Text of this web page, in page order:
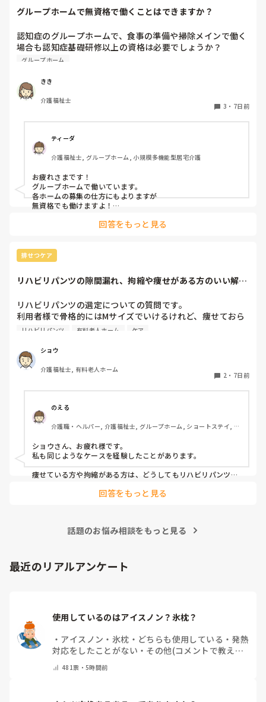
グループホームで無資格で働くことはできますか？
認知症のグループホームで、食事の準備や掃除メインで働く
場合も認知症基礎研修以上の資格は必要でしょうか？
無資格でも大丈夫でしょうか？
グループホーム
きき
介護福祉士
3 ・ 7日前
ティーダ
介護福祉士, グループホーム, 小規模多機能型居宅介護
お疲れさまです！
グループホームで働いています。
各ホームの募集の仕方にもよりますが
無資格でも働けますよ！
認知症に関してはもしかしたら
ただ、グループホームは利用者様がMAX9名で、その中に介助
出来る職員がいて基本はは全ての業務をこなすので
います。
以外が残業する事で対応出来ています。）
なのでそういう人が足りていない施設にとっては貴重な存在に
なるし、直接介助しなくても現場で利用者様と会話はするの
そこから興味があればですが、資格取得支援が受けられる可能
性もありますし(^^)
回答をもっと見る
排せつケア
リハビリパンツの隙間漏れ、拘縮や痩せがある方のいい解決
リハビリパンツの選定についての質問です。
利用者様で骨格的にはMサイズでいけるけれど、痩せておら
れたり、拘縮等で隙間ができ、そこから漏れてしまう方がた
ちなみに、パッドも当てている方がほとんどです。
みなさんの施設での対策や、おすすめの選び方・当て方など
よろしくお願いいたします。
リハビリパンツ 有料老人ホーム ケア
ショウ
介護福祉士, 有料老人ホーム
2 ・ 7日前
のえる
介護職・ヘルパー, 介護福祉士, グループホーム, ショートステイ, デ
護
ショウさん、お疲れ様です。
私も同じようなケースを経験したことがあります。
痩せている方や拘縮がある方は、どうしてもリハビリパンツと
か、陰部にきちんとフィットしているかを確認するだけでも漏
それでも漏れが続く場合は、サイズが本当に合っているかを再
検討したり、メーカーを変更して試すこともありました。同じ
ため、排泄後の状態を職員間で共有し、「どこから漏れている
のか」を確認しながら対策を考えていました。
一度で解決することは少ないですが、オムツやパッドの種類、
当て方、交換時間などを少しずつ見直していくことで改善した
ケースもありました。
回答をもっと見る
話題のお悩み相談をもっと見る
最近のリアルアンケート
使用しているのはアイスノン？氷枕？
・ アイスノン ・ 氷枕 ・ どちらも使用している ・ 発熱
対応をしたことがない ・ その他(コメントで教えて
481票・5時間前